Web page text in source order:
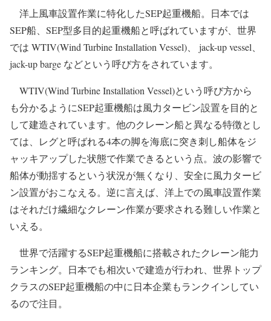
洋上風車設置作業に特化したSEP起重機船。日本では
SEP船、SEP型多目的起重機船と呼ばれていますが、世界
では WTIV(Wind Turbine Installation Vessel)、 jack-up vessel、
jack-up barge などという呼び方をされています。
WTIV(Wind Turbine Installation Vessel)という呼び方から
も分かるようにSEP起重機船は風力タービン設置を目的と
して建造されています。他のクレーン船と異なる特徴とし
ては、レグと呼ばれる4本の脚を海底に突き刺し船体をジ
ャッキアップした状態で作業できるという点。波の影響で
船体が動揺するという状況が無くなり、安全に風力タービ
ン設置がおこなえる。逆に言えば、洋上での風車設置作業
はそれだけ繊細なクレーン作業が要求される難しい作業と
いえる。
世界で活躍するSEP起重機船に搭載されたクレーン能力
ランキング。日本でも相次いで建造が行われ、世界トップ
クラスのSEP起重機船の中に日本企業もランクインしてい
るので注目。